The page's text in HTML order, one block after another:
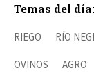
Temas del día:
RIEGO RÍO
OVINOS AGRO